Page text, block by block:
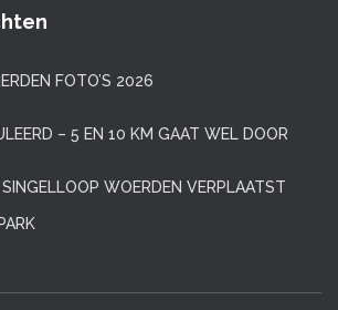
FOTO’S 2026
– 5 EN 10 KM GAAT WEL DOOR
WOERDEN VERPLAATST